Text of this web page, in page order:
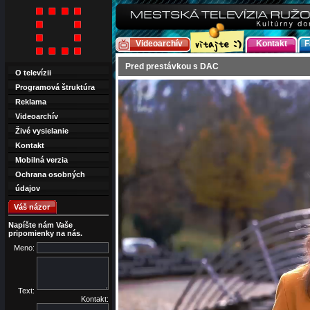
Videoarchív Kontakt
Pred prestávkou s DAC
O televízii
Programová štruktúra
Reklama
Videoarchív
Živé vysielanie
Kontakt
Mobilná verzia
Ochrana osobných
údajov
Váš názor
Napíšte nám Vaše
pripomienky na nás.
Meno:
Text:
Kontakt: